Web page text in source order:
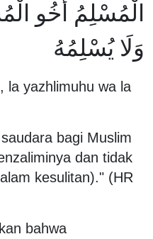
الْمُسْلِمُ أَخُو
وَلَا يُسْلِمُهُ
la yazhlimuhu wa la
bagi Muslim
dan tidak
kesulitan)." (HR
bahwa